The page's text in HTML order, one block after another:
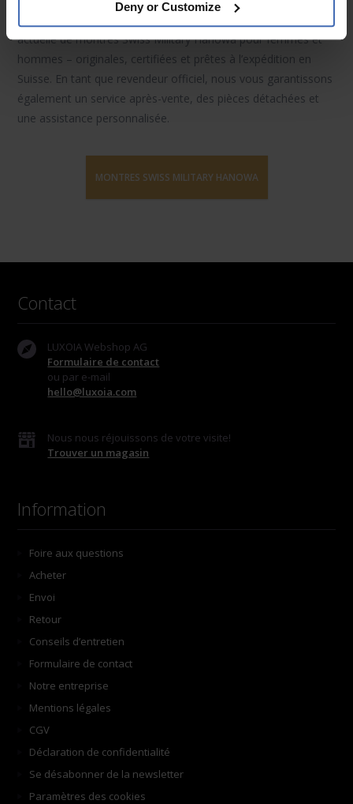
Deny or Customize
actuelle demontres Swiss Military Hanowapour femmes et
hommes – originales, certifiées et prêtes à l’expédition en
Suisse. En tant que revendeur officiel, nous vous garantissons
également un service après-vente, des pièces détachées et
une assistance personnalisée.
MONTRES SWISS MILITARY HANOWA
Contact
LUXOIA Webshop AG
Formulaire de contact
ou par e-mail
hello@luxoia.com
Nous nous réjouissons de votre visite!
Trouver un magasin
Information
Foire aux questions
Acheter
Envoi
Retour
Conseils d’entretien
Formulaire de contact
Notre entreprise
Mentions légales
CGV
Déclaration de confidentialité
Se désabonner de la newsletter
Paramètres des cookies